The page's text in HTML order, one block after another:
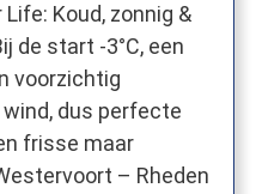
Koud, zonnig &
de start -3°C, een
voorzichtig
wind, dus perfecte
frisse maar
– Rheden